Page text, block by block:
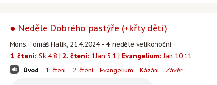
● Neděle Dobrého pastýře (+křty dětí)
Mons. Tomáš Halík, 21.4.2024 - 4. neděle velikonoční
1. čtení: Sk 4,8 | 2. čtení: 1Jan 3,1 | Evangelium: Jan 10,11
Úvod 1. čtení 2. čtení Evangelium Kázání Závěr